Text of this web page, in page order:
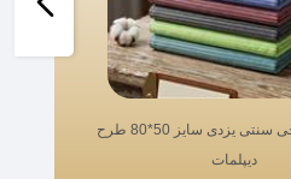
حوله دستی نخی سنتی یزدی سایز 50*80 طرح
دیپلمات